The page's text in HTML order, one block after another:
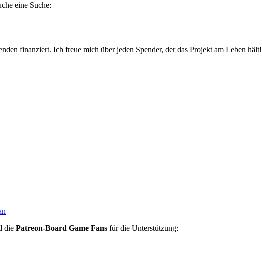
eine Suche:
finanziert. Ich freue mich über jeden Spender, der das Projekt am Leben hält!
die Patreon-Board Game Fans für die Unterstützung: